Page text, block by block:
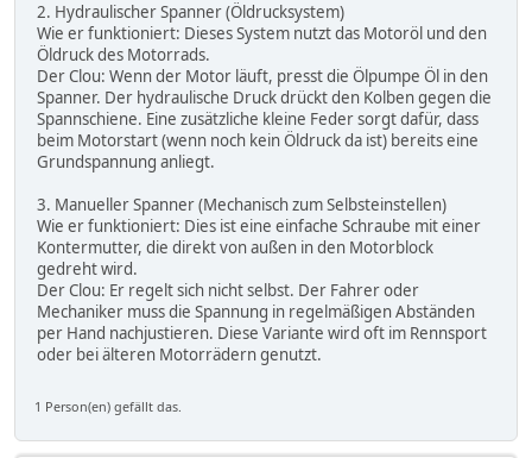
2. Hydraulischer Spanner (Öldrucksystem)
Wie er funktioniert: Dieses System nutzt das Motoröl und den
Öldruck des Motorrads.
Der Clou: Wenn der Motor läuft, presst die Ölpumpe Öl in den
Spanner. Der hydraulische Druck drückt den Kolben gegen die
Spannschiene. Eine zusätzliche kleine Feder sorgt dafür, dass
beim Motorstart (wenn noch kein Öldruck da ist) bereits eine
Grundspannung anliegt.
3. Manueller Spanner (Mechanisch zum Selbsteinstellen)
Wie er funktioniert: Dies ist eine einfache Schraube mit einer
Kontermutter, die direkt von außen in den Motorblock
gedreht wird.
Der Clou: Er regelt sich nicht selbst. Der Fahrer oder
Mechaniker muss die Spannung in regelmäßigen Abständen
per Hand nachjustieren. Diese Variante wird oft im Rennsport
oder bei älteren Motorrädern genutzt.
1 Person(en) gefällt das.